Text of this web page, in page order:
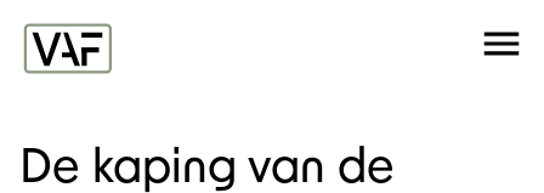
Ga verder naar de inhoud
De kaping van de